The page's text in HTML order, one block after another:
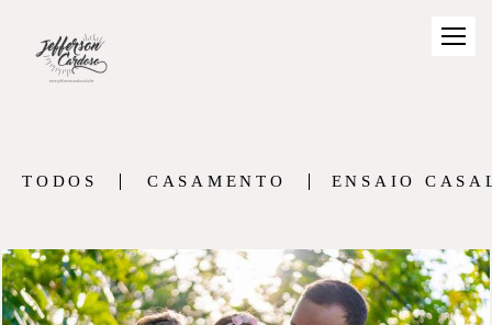
TODOS CASAMENTO ENSAIO